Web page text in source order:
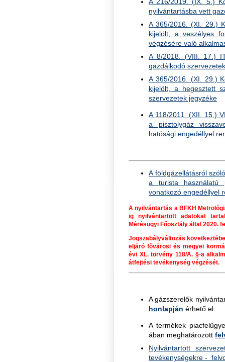
nyilvántartásba vett
A 365/2016. (XI. 29.)
kijelölt, a veszélyes
végzésére való
A 8/2018. (VIII. 17.)
gazdálkodó
A 365/2016. (XI. 29.)
kijelölt, a hegesztett
szervezetek jegyzéke
A 118/2011. (XII. 15.)
a pisztolygáz
hatósági engedéllyel
A földgázellátásról
a turista használatú
vonatkozó engedéllyel
A nyilvántartás a BFKH
ig nyilvántartott adatokat
Mérésügyi Főosztály által 2020.
Jogszabályváltozás
eljáró fővárosi és megyei
évi XL. törvény 118/A. §-a
átfejtési tevékenység végzését.
A gázszerelők
honlapján érhető el.
A termékek
ában meghatározott
Nyilvántartott
tevékenységekre -